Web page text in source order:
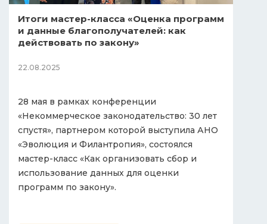
Итоги мастер-класса «Оценка программ
и данные благополучателей: как
действовать по закону»
22.08.2025
28 мая в рамках конференции
«Некоммерческое законодательство: 30 лет
спустя», партнером которой выступила АНО
«Эволюция и Филантропия», состоялся
мастер-класс «Как организовать сбор и
использование данных для оценки
программ по закону».